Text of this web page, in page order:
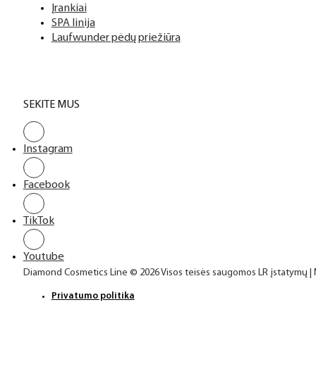
Įrankiai
SPA linija
Laufwunder pėdų priežiūra
SEKITE MUS
Instagram
Facebook
TikTok
Youtube
Diamond Cosmetics Line © 2026 Visos teisės saugomos LR įstatymų
Privatumo politika